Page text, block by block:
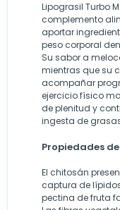
Lipograsil Turbo
complemento
aportar
peso corporal
Su sabor a
mientras que su
acompañar
ejercicio físico
de plenitud y
ingesta de
Propiedades
El chitosán
captura de
pectina de fruta